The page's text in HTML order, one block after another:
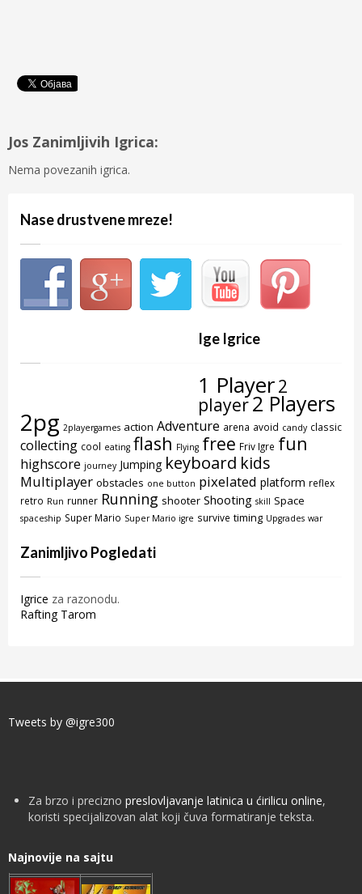
Jos Zanimljivih Igrica:
Nema povezanih igrica.
Nase drustvene mreze!
Ige Igrice
1 Player2
player2 Players
2pg 2playergames action Adventure arena avoid candy classic
collecting cool eating flash Flying free Friv Igre fun
highscore journey Jumping keyboard kids
Multiplayer obstacles one button pixelated platform reflex
retro Run runner Running shooter Shooting skill Space
spaceship Super Mario Super Mario igre survive timing Upgrades war
Zanimljivo Pogledati
Igrice za razonodu.
Rafting Tarom
Tweets by @igre300
Za brzo i precizno preslovljavanje latinica u ćirilicu online,
koristi specijalizovan alat koji čuva formatiranje teksta.
Najnovije na sajtu